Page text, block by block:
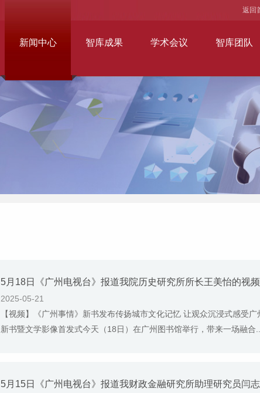
新闻中心 智库成果 学术会议 智库团队
返回
5月18日《广州电视台》报道我院历史研究所所长王美怡的视
2025-05-21
【视频】《广州事情》新书发布传扬城市文化记忆 让观众沉浸式感受广
新书暨文学影像首发式今天（18日）在广州图书馆举行，带来一场融合...
5月15日​《广州电视台》报道我财政金融研究所助理研究员闫